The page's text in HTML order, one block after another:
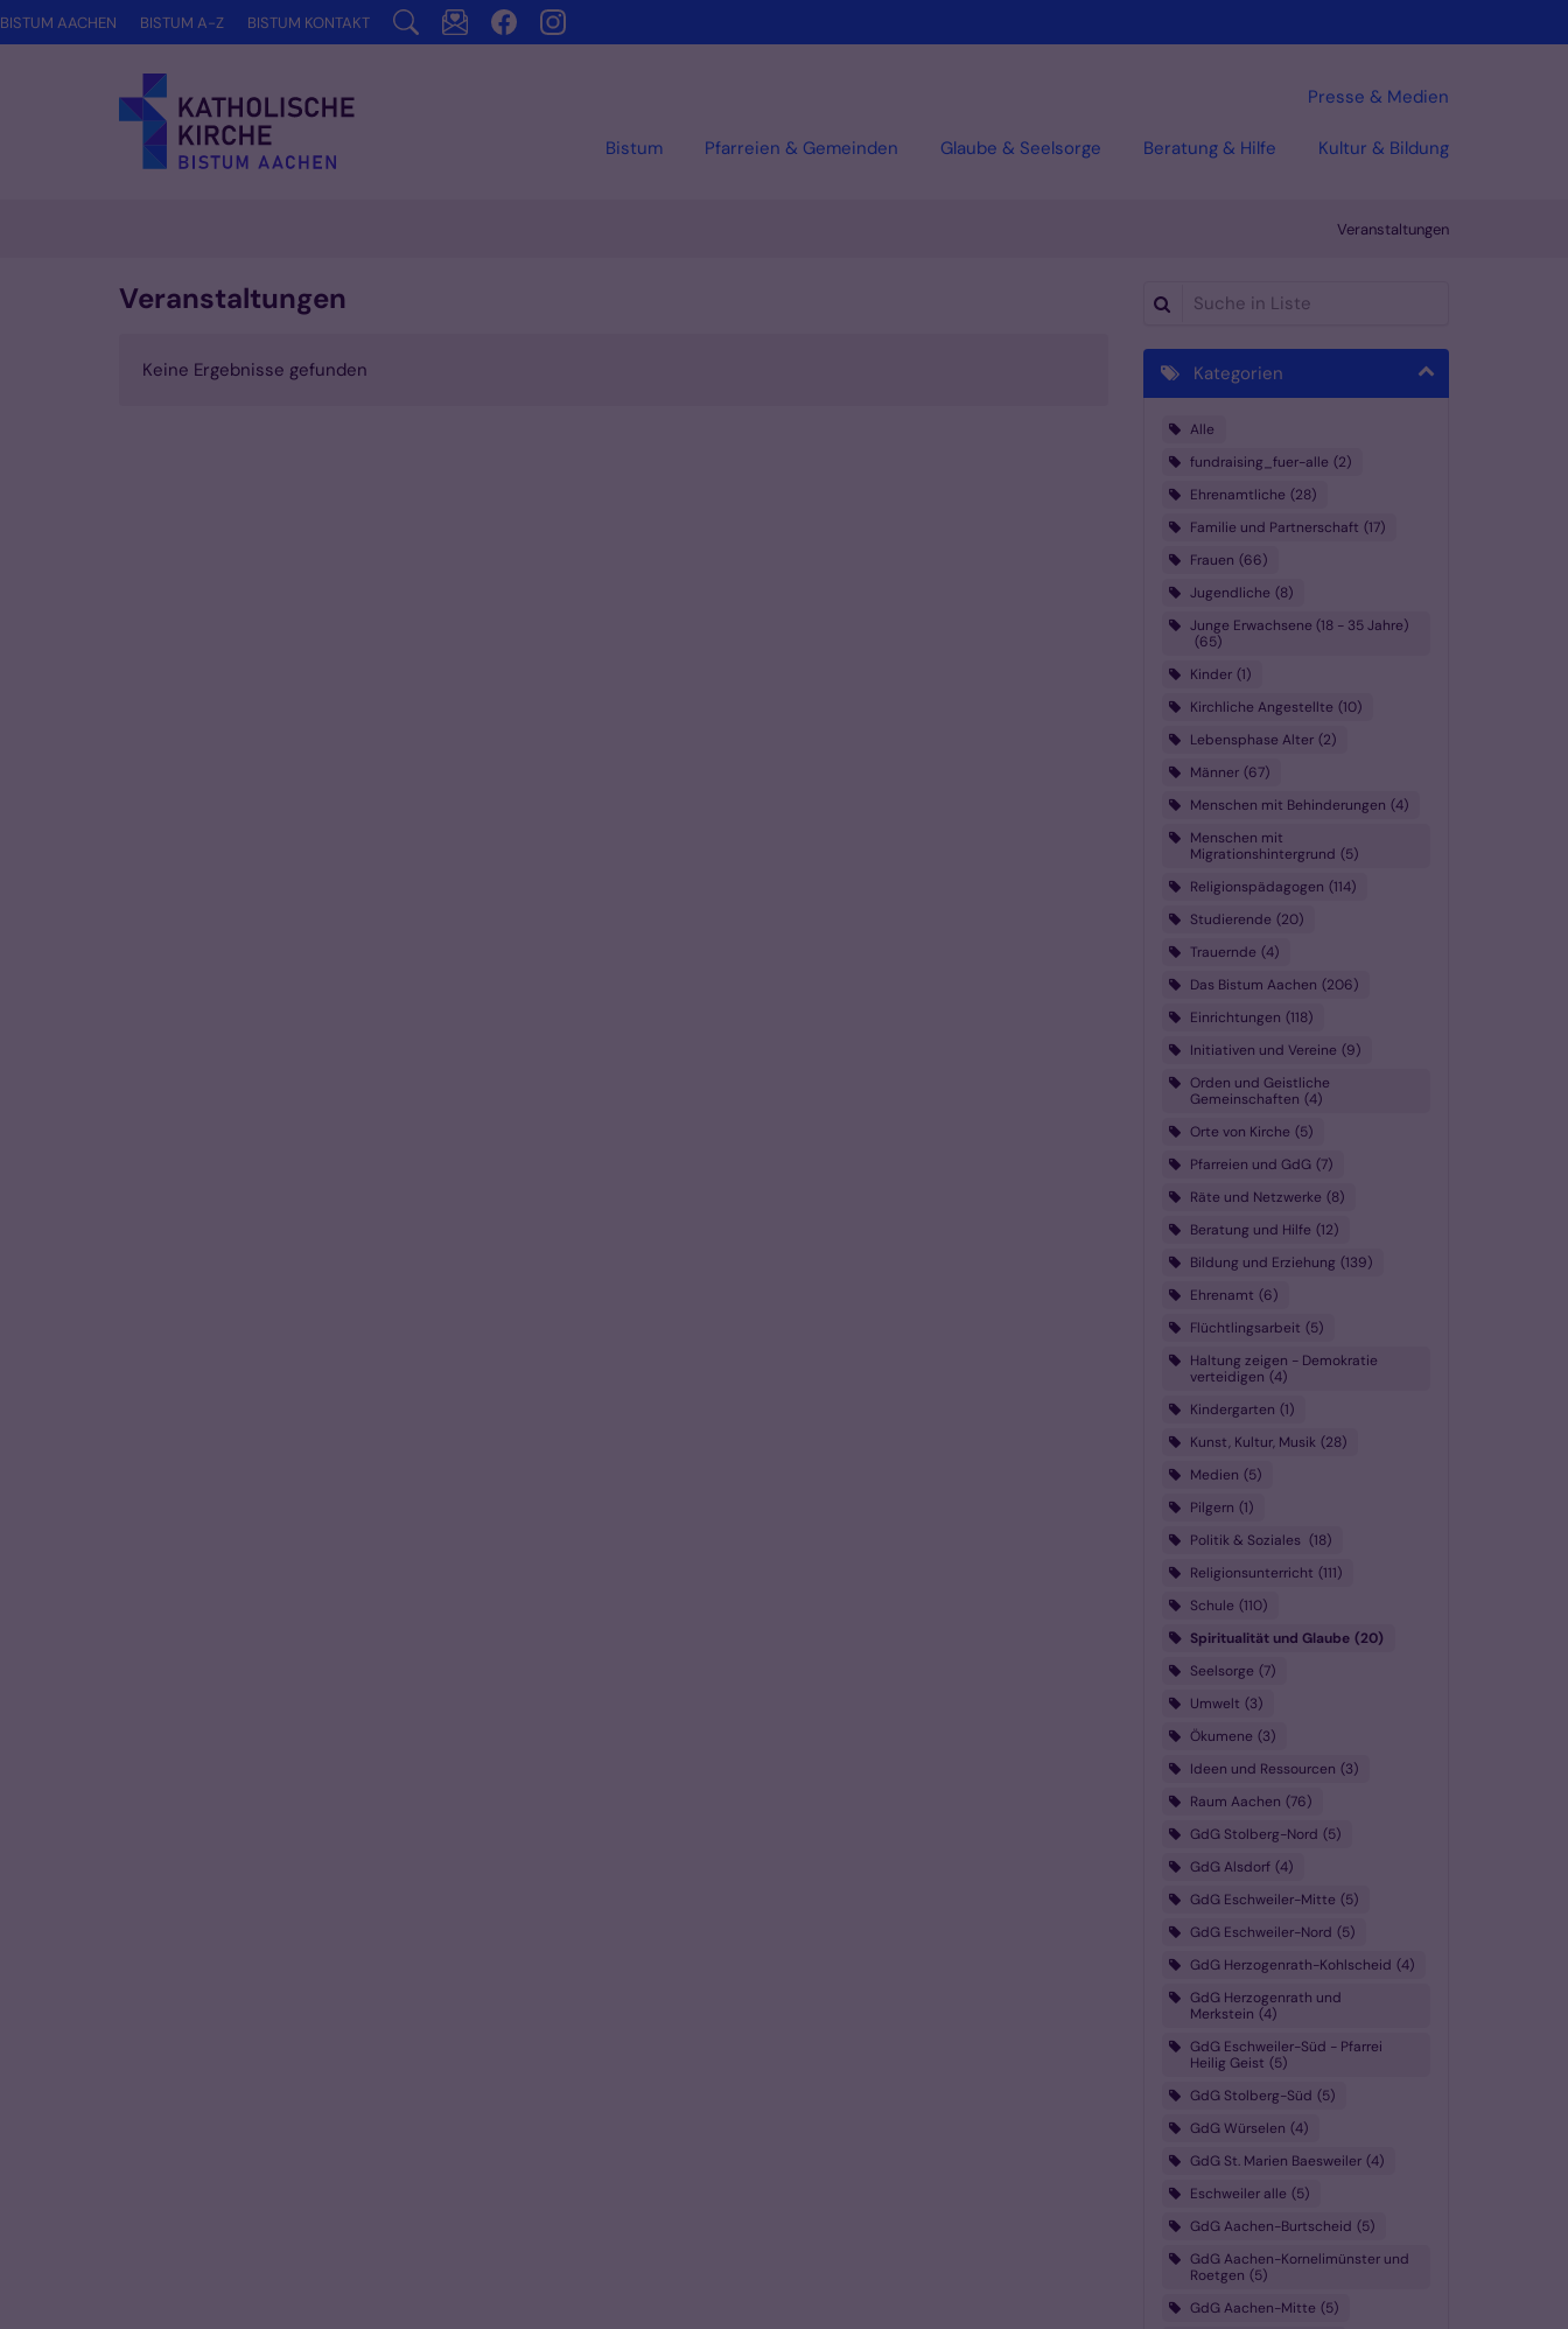
Zum Inhalt springen
Bistum Pfarreien & Gemeinden Glaube & Seelsorge Beratung & Hilfe Kultur & Bildung
Presse & Medien
BISTUM AACHEN BISTUM A-Z BISTUM KONTAKT
Veranstaltungen
Veranstaltungen
Keine Ergebnisse gefunden
Suche in Liste
Kategorien
Alle
fundraising_fuer-alle 2
Ehrenamtliche 28
Familie und Partnerschaft 17
Frauen 66
Jugendliche 8
Junge Erwachsene (18 - 35 Jahre)
65
Kinder 1
Kirchliche Angestellte 10
Lebensphase Alter 2
Männer 67
Menschen mit Behinderungen 4
Menschen mit
Migrationshintergrund 5
Religionspädagogen 114
Studierende 20
Trauernde 4
Das Bistum Aachen 206
Einrichtungen 118
Initiativen und Vereine 9
Orden und Geistliche
Gemeinschaften 4
Orte von Kirche 5
Pfarreien und GdG 7
Räte und Netzwerke 8
Beratung und Hilfe 12
Bildung und Erziehung 139
Ehrenamt 6
Flüchtlingsarbeit 5
Haltung zeigen - Demokratie
verteidigen 4
Kindergarten 1
Kunst, Kultur, Musik 28
Medien 5
Pilgern 1
Politik & Soziales
18
Religionsunterricht 111
Schule 110
Spiritualität und Glaube 20
Seelsorge 7
Umwelt 3
Ökumene 3
Ideen und Ressourcen 3
Raum Aachen 76
GdG Stolberg-Nord 5
GdG Alsdorf 4
GdG Eschweiler-Mitte 5
GdG Eschweiler-Nord 5
GdG Herzogenrath-Kohlscheid 4
GdG Herzogenrath und
Merkstein 4
GdG Eschweiler-Süd - Pfarrei
Heilig Geist 5
GdG Stolberg-Süd 5
GdG Würselen 4
GdG St. Marien Baesweiler 4
Eschweiler alle 5
GdG Aachen-Burtscheid 5
GdG Aachen-Kornelimünster und
Roetgen 5
GdG Aachen-Mitte 5